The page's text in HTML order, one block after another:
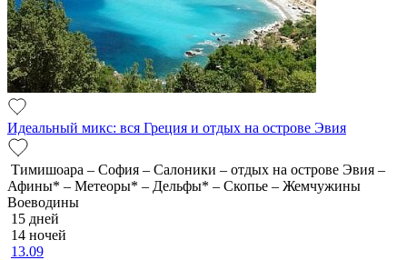
Идеальный микс: вся Греция и отдых на острове Эвия
Тимишоара – София – Салоники – отдых на острове Эвия –
Афины* – Метеоры* – Дельфы* – Скопье – Жемчужины
Воеводины
15 дней
14 ночей
13.09